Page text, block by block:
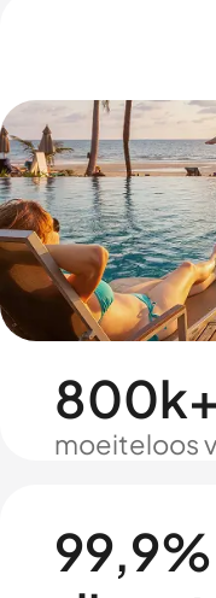
moeiteloos